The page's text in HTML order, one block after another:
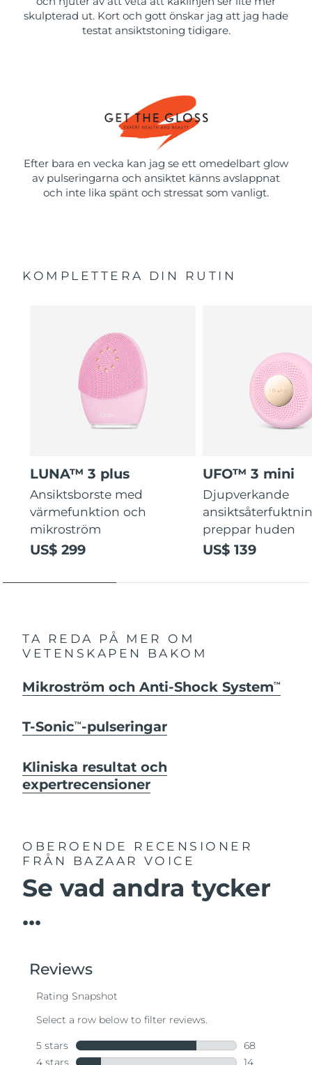
skulpterad ut. Kort och gott önskar jag att jag hade
testat ansiktstoning tidigare.
Efter bara en vecka kan jag se ett omedelbart glow
av pulseringarna och ansiktet känns avslappnat
och inte lika spänt och stressat som vanligt.
KOMPLETTERA DIN RUTIN
LUNA™ 3 plus
Ansiktsborste med
värmefunktion och
mikroström
US$ 299
UFO™ 3 mini
Djupverkande
preppar huden
US$ 139
TA REDA PÅ MER OM
VETENSKAPEN BAKOM
Mikroström och Anti-Shock SystemTM
T-SonicTM -pulseringar
Kliniska resultat och
expertrecensioner
OBEROENDE RECENSIONER
FRÅN BAZAAR VOICE
Se vad andra tycker
...